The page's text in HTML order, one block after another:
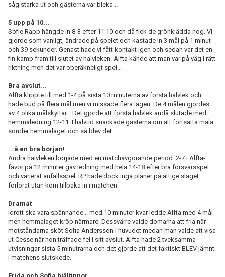
såg starka ut och gästerna var bleka...
5 upp på 10...
Sofie Rapp hängde in 8-3 efter 11:10 och då fick de grönklädda nog. Vi
gjorde som vanligt, ändrade på spelet och kastade in 3 mål på 1 minut
och 39 sekunder. Genast hade vi fått kontakt igen och sedan var det en
fin kamp fram till slutet av halvleken. Alfta kände att man var på väg i rätt
riktning men det var oberäkneligt spel...
Bra avslut...
Alfta klippte till med 1-4 på sista 10 minuterna av första halvlek och
hade bud på flera mål men vi missade flera lägen. De 4 målen gjordes
av 4 olika målskyttar... Det gjorde att första halvlek ändå slutade med
hemmaledning 12-11. I halvtid snackade gästerna om att fortsätta mala
sönder hemmalaget och så blev det...
...å en bra början!
Andra halvleken började med en matchavgörande period. 2-7 i Alfta-
favör på 12 minuter gav ledning med hela 14-18 efter bra försvarsspel
och varierat anfallsspel. RP hade dock inga planer på att ge slaget
förlorat utan kom tillbaka in i matchen
Dramat
Idrott ska vara spännande... med 10 minuter kvar ledde Alfta med 4 mål
men hemmalaget kröp närmare. Dessvärre valde domarna att fria när
motståndarna sköt Sofia Andersson i huvudet medan man valde att visa
ut Cesse när hon träffade fel i sitt avslut. Alfta hade 2 tveksamma
utvisningar sista 5 minutrarna och det gjorde att det faktiskt BLEV jämnt
i matchens slutskede.